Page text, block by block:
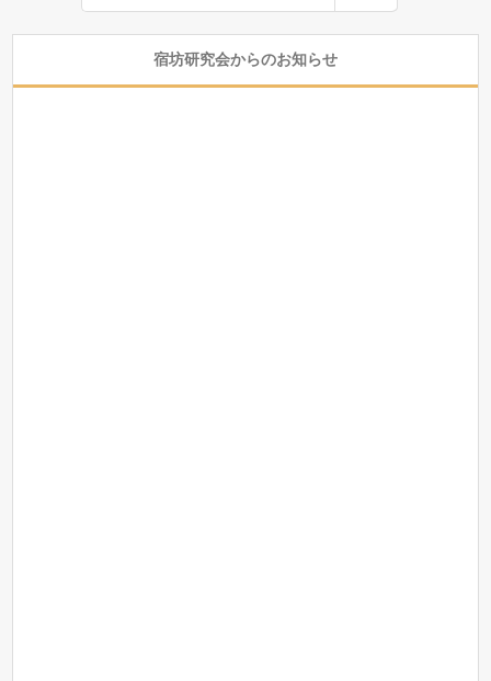
宿坊研究会からのお知らせ